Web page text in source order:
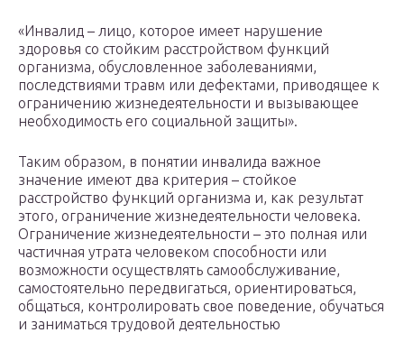
«Инвалид – лицо, которое имеет нарушение
здоровья со стойким расстройством функций
организма, обусловленное заболеваниями,
последствиями травм или дефектами, приводящее к
ограничению жизнедеятельности и вызывающее
необходимость его социальной защиты».
Таким образом, в понятии инвалида важное
значение имеют два критерия – стойкое
расстройство функций организма и, как результат
этого, ограничение жизнедеятельности человека.
Ограничение жизнедеятельности – это полная или
частичная утрата человеком способности или
возможности осуществлять самообслуживание,
самостоятельно передвигаться, ориентироваться,
общаться, контролировать свое поведение, обучаться
и заниматься трудовой деятельностью